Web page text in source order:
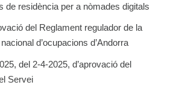
de residència per a nòmades digitals
del Reglament regulador de la
d’ocupacions d’Andorra
del 2-4-2025, d’aprovació del
Servei